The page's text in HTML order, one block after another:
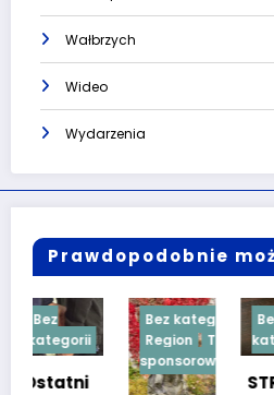
Wałbrzych
Wideo
Wydarzenia
Prawdopodobnie
Bez kategorii
Region
Treść
sponsorowana
Bez
kategorii
STRACIŁ